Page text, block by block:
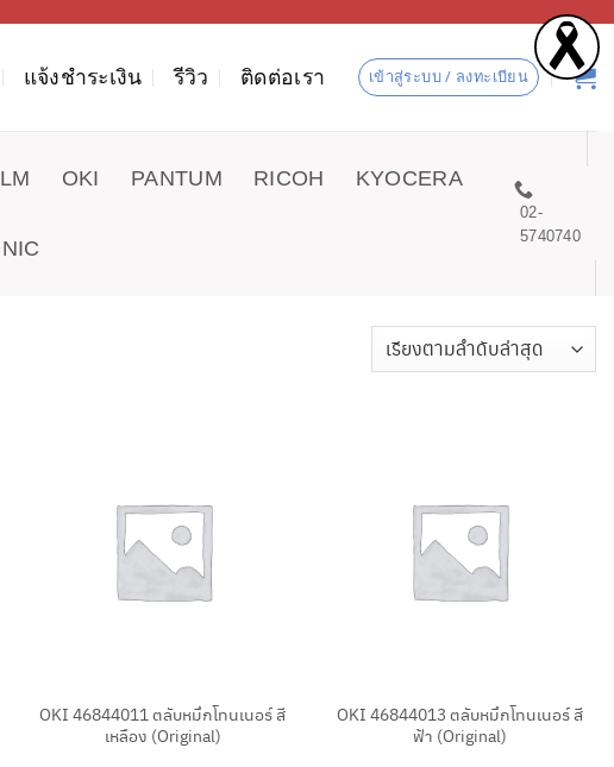
แจ้งชำระเงิน รีวิว ติดต่อเรา เข้าสู่ระบบ / ลงทะเบียน
OKI PANTUM RICOH KYOCERA
02-
5740740
OKI 46844011 ตลับหมึกโทนเนอร์ สี
เหลือง (Original)
OKI 46844013 ตลับหมึกโทนเนอร์ สี
ฟ้า (Original)